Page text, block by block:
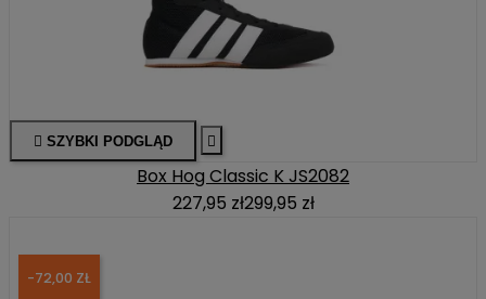
 SZYBKI PODGLĄD 
Box Hog Classic K JS2082
227,95 zł299,95 zł
-72,00 ZŁ